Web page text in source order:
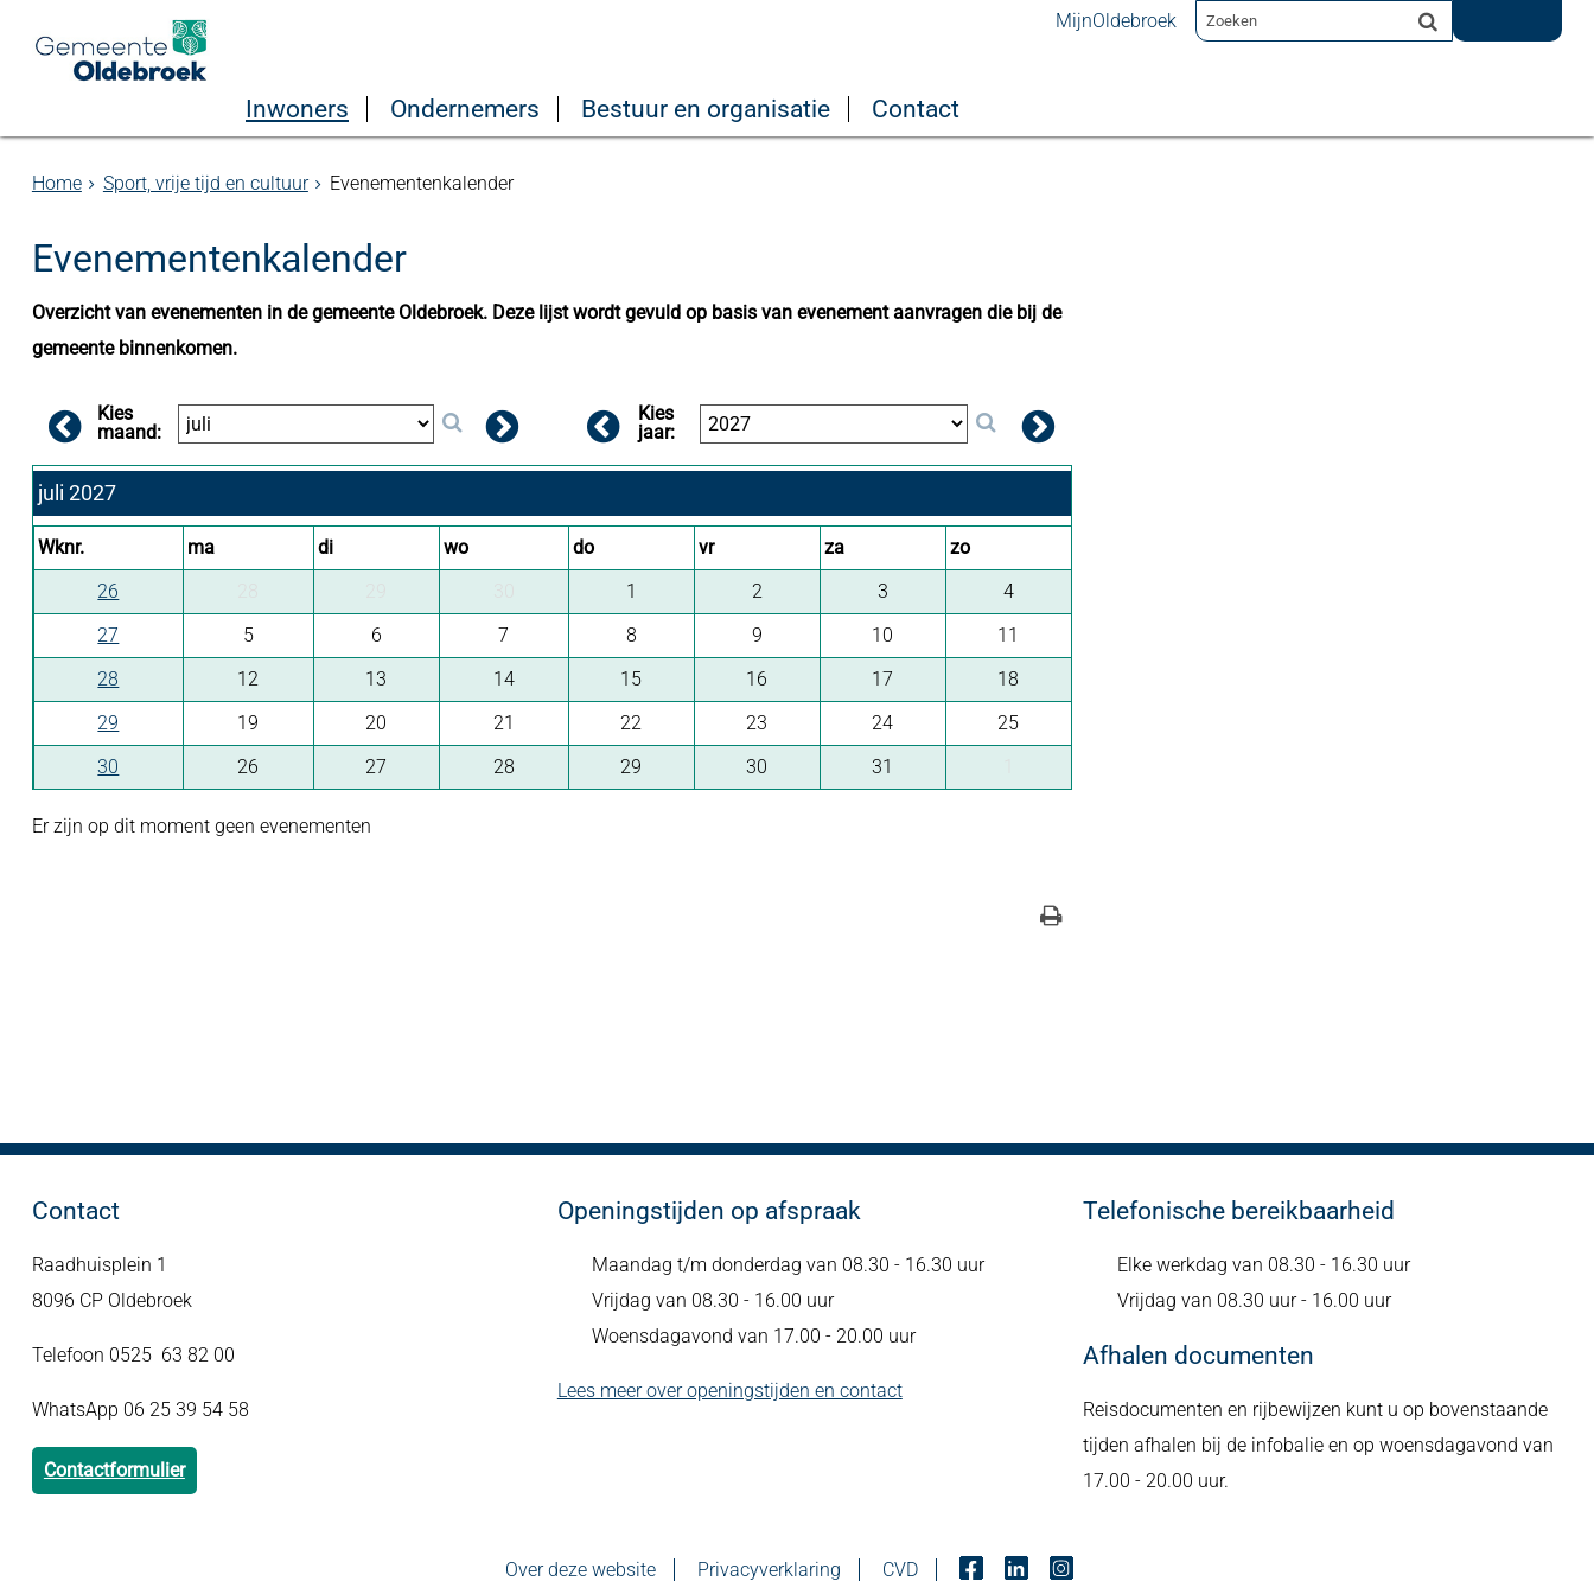
MijnOldebroek
Inwoners Ondernemers Bestuur en organisatie Contact
Home Sport, vrije tijd en cultuur Evenementenkalender
Evenementenkalender
Overzicht van evenementen in de gemeente Oldebroek. Deze lijst wordt gevuld op basis van evenement aanvragen die bij de
gemeente binnenkomen.
Kies
maand:
Kies
jaar:
juli 2027
Wknr. ma di wo do vr za
zo
26
1 2 3
4
27
5 6 7 8 9 10
11
28
12 13 14 15 16 17
18
29
19 20 21 22 23 24
25
30
26 27 28 29 30 31
Er zijn op dit moment geen evenementen
Contact
Raadhuisplein 1
8096 CP Oldebroek
Telefoon 0525 63 82 00
WhatsApp 06 25 39 54 58
Contactformulier
Openingstijden op afspraak
Maandag t/m donderdag van 08.30 - 16.30 uur
Vrijdag van 08.30 - 16.00 uur
Woensdagavond van 17.00 - 20.00 uur
Lees meer over openingstijden en contact
Telefonische bereikbaarheid
Elke werkdag van 08.30 - 16.30 uur
Vrijdag van 08.30 uur - 16.00 uur
Afhalen documenten
Reisdocumenten en rijbewijzen kunt u op bovenstaande
tijden afhalen bij de infobalie en op woensdagavond van
17.00 - 20.00 uur.
Over deze website Privacyverklaring CVD